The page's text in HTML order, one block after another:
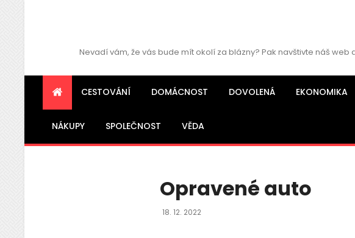
Nevadí vám, že vás bude mít okolí za blázny? Pak navštivte náš
CESTOVÁNÍ DOMÁCNOST DOVOLENÁ EKONOMIKA
NÁKUPY SPOLEČNOST VĚDA
Opravené auto
Posted
18. 12. 2022